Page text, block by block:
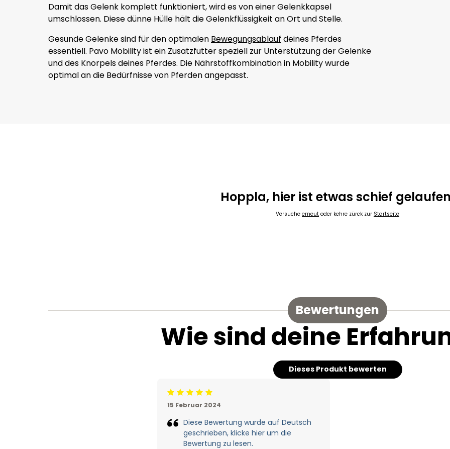
Damit das Gelenk komplett funktioniert, wird es von einer Gelenkkapsel
umschlossen. Diese dünne Hülle hält die Gelenkflüssigkeit an Ort und Stelle.
Gesunde Gelenke sind für den optimalen Bewegungsablauf deines Pferdes
essentiell. Pavo Mobility ist ein Zusatzfutter speziell zur Unterstützung der Gelenke
und des Knorpels deines Pferdes. Die Nährstoffkombination in Mobility wurde
optimal an die Bedürfnisse von Pferden angepasst.
Hoppla, hier ist etwas schief
Versuche erneut oder kehre zürck zur Startseite
Bewertungen
Wie sind deine
Dieses Produkt bewerten
Beoordeling: 5/5
15 Februar 2024
Diese Bewertung wurde auf Deutsch
geschrieben, klicke hier um die
Bewertung zu lesen.